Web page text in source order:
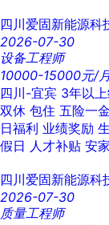
四川爱固新能源科
2026-07-30
设备工程师
10000-15000元/
四川-宜宾 3年以
双休 包住 五险一金
日福利 业绩奖励
假日 人才补贴 安
四川爱固新能源科
2026-07-30
质量工程师